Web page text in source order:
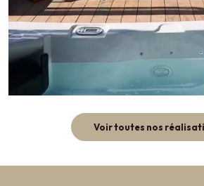
Voir toutes nos